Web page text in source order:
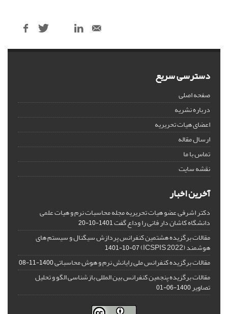
دسترسی سریع
صفحه اصلی
درباره نشریه
اعضای هیات تحریریه
ارسال مقاله
تماس با ما
نقشه سایت
آخرین اخبار
دکتر اشرفی عضو هیات تحریریه مجله محاسبات نرم و هیات علمی
دانشگاه کاشان دار فانی را وداع گفت1401-10-20
مقالات برگزیده هشتمین کنفرانس پردازش سیگنال و سیستم های
هوشمند (ICSPIS 2022) 1401-10-07
مقالات برگزیده کنفرانس ملی رایانش نرم و هوش محاسباتی1400-11-08
مقالات برگزیده پنجمین کنفرانس بین المللی بازشناسی الگو و تحلیل
تصاویر1400-06-01